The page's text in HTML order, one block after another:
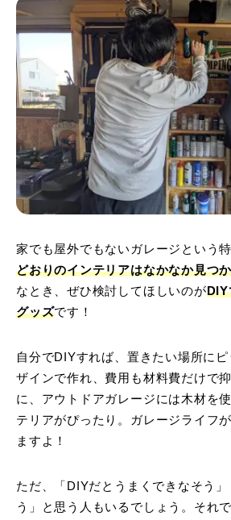
家でも屋外でもないガレージという特
どおりのインテリアはなかなか見つ
なとき、ぜひ検討してほしいのがDIY
グッズです！
自分でDIYすれば、置きたい場所に
ザインで作れ、費用も材料費だけで
に、アウトドアガレージには木材を
テリアがぴったり。ガレージライフ
ますよ！
ただ、「DIYだとうまくできなそう
う」と思う人もいるでしょう。それで